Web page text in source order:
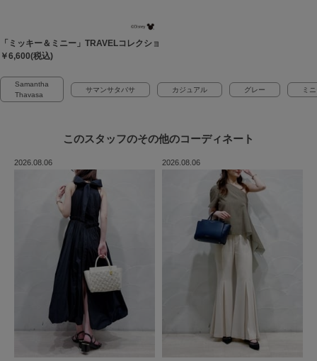
「ミッキー＆ミニー」TRAVELコレクション バッグチャーム
￥6,600(税込)
Samantha
Thavasa
サマンサタバサ カジュアル グレー ミ
このスタッフのその他のコーディネート
2026.08.06 2026.08.06